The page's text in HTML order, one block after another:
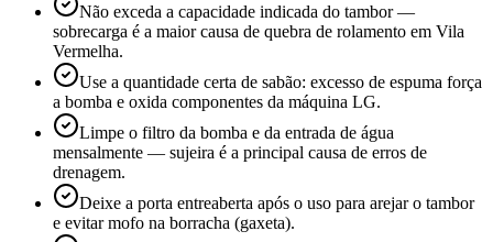
Não exceda a capacidade indicada do tambor —
sobrecarga é a maior causa de quebra de rolamento em Vila
Vermelha.
Use a quantidade certa de sabão: excesso de espuma força
a bomba e oxida componentes da máquina LG.
Limpe o filtro da bomba e da entrada de água
mensalmente — sujeira é a principal causa de erros de
drenagem.
Deixe a porta entreaberta após o uso para arejar o tambor
e evitar mofo na borracha (gaxeta).